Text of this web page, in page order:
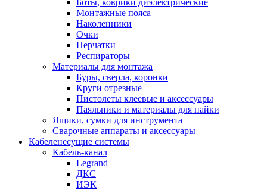
Монтажные пояса
Наколенники
Очки
Перчатки
Респираторы
Материалы для монтажа
Буры, сверла, коронки
Круги отрезные
Пистолеты клеевые и аксессуары
Паяльники и материалы для пайки
Ящики, сумки для инструмента
Сварочные аппараты и аксессуары
Кабеленесущие системы
Кабель-канал
Legrand
ДКС
ИЭК